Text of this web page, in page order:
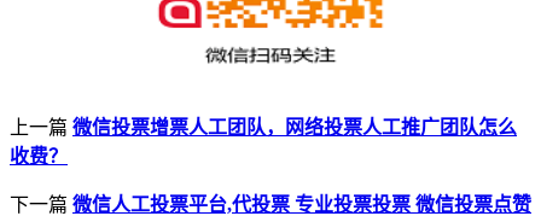
上一篇 微信投票增票人工团队，网络投票人工推广团队怎么
收费？
下一篇 微信人工投票平台,代投票 专业投票投票 微信投票点赞